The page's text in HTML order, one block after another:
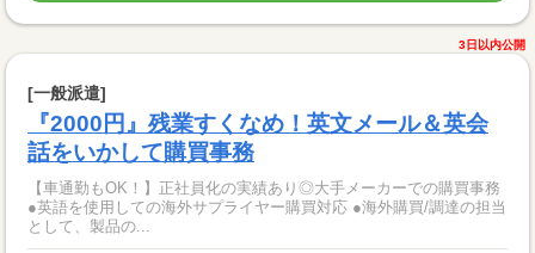
3日以内公開
[一般派遣]
『2000円』残業すくなめ！英文メール＆英会
話をいかして購買事務
【車通勤もOK！】正社員化の実績あり◎大手メーカーでの購買事務
●英語を使用しての海外サプライヤー購買対応 ●海外購買/調達の担当
として、製品の...